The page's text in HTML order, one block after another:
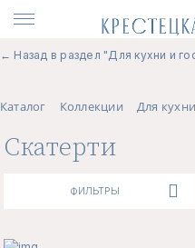
← Назад в раздел "Для кухни и
Каталог Коллекции Для
Скатерти
ФИЛЬТРЫ